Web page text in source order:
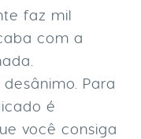
faz mil
com a
Para
é
você consiga